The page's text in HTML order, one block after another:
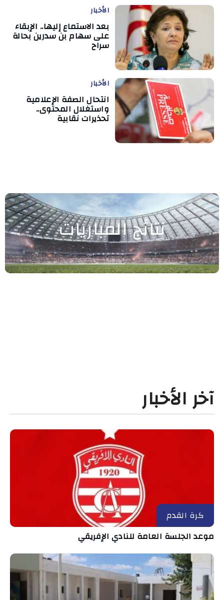
الأخبار
بعد الاستماع إليها.. الإبقاء
على سهام بن سدرين بحالة
سراح
الأخبار
انتحال الصفة الإعلامية
واستغلال المحتوى..
تحذيرات نقابية
نتائج المباريات
آخر الأخبار
كرة القدم
موعد الجلسة العامة للنادي الإفريقي